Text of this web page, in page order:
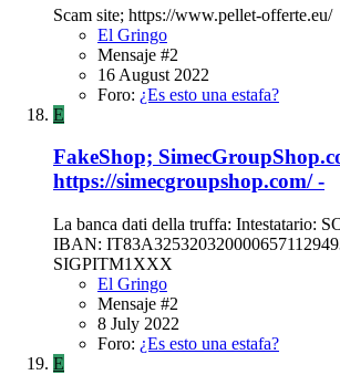
Scam site; https://www.pellet-offerte.eu/
El Gringo
Mensaje #2
16 August 2022
Foro: ¿Es esto una estafa?
E
FakeShop;
https://simecgroupshop.com/ -
La banca dati della truffa: Intestatario:
IBAN:
SIGPITM1XXX
El Gringo
Mensaje #2
8 July 2022
Foro: ¿Es esto una estafa?
E